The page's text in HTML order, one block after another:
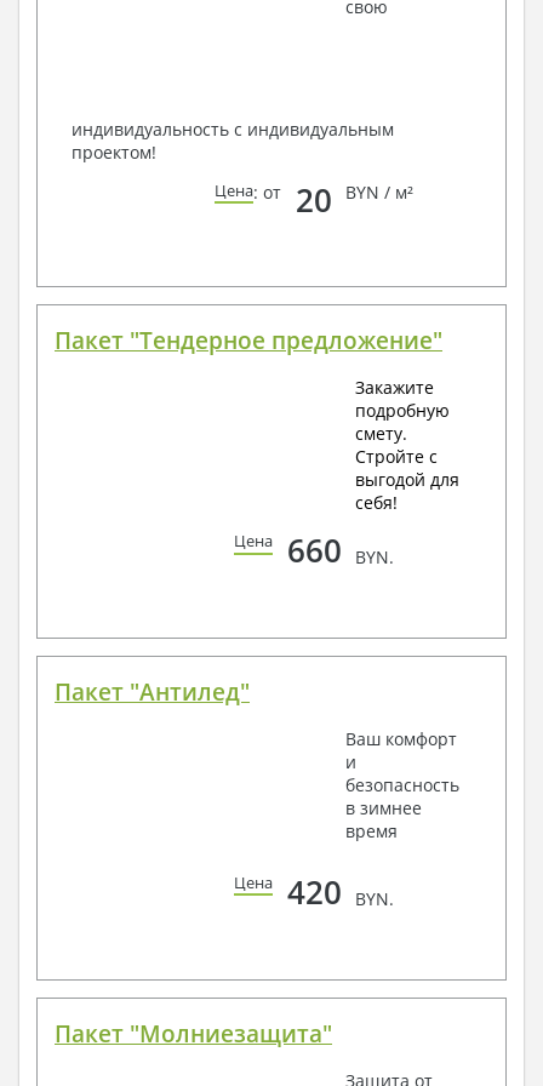
свою
индивидуальность с индивидуальным
проектом!
Цена: от 20 BYN / м²
Пакет "Тендерное предложение"
Закажите
подробную
смету.
Стройте с
выгодой для
себя!
Цена 660 BYN.
Пакет "Антилед"
Ваш комфорт
и
безопасность
в зимнее
время
Цена 420 BYN.
Пакет "Молниезащита"
Защита от